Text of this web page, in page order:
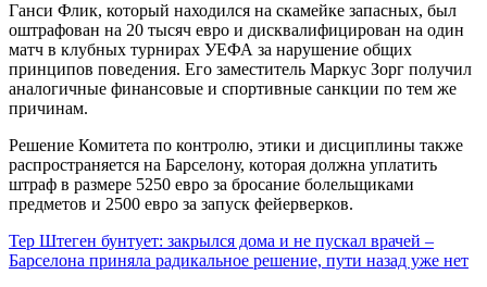
Ганси Флик, который находился на скамейке запасных, был
оштрафован на 20 тысяч евро и дисквалифицирован на один
матч в клубных турнирах УЕФА за нарушение общих
принципов поведения. Его заместитель Маркус Зорг получил
аналогичные финансовые и спортивные санкции по тем же
причинам.
Решение Комитета по контролю, этики и дисциплины также
распространяется на Барселону, которая должна уплатить
штраф в размере 5250 евро за бросание болельщиками
предметов и 2500 евро за запуск фейерверков.
Тер Штеген бунтует: закрылся дома и не пускал врачей –
Барселона приняла радикальное решение, пути назад уже нет